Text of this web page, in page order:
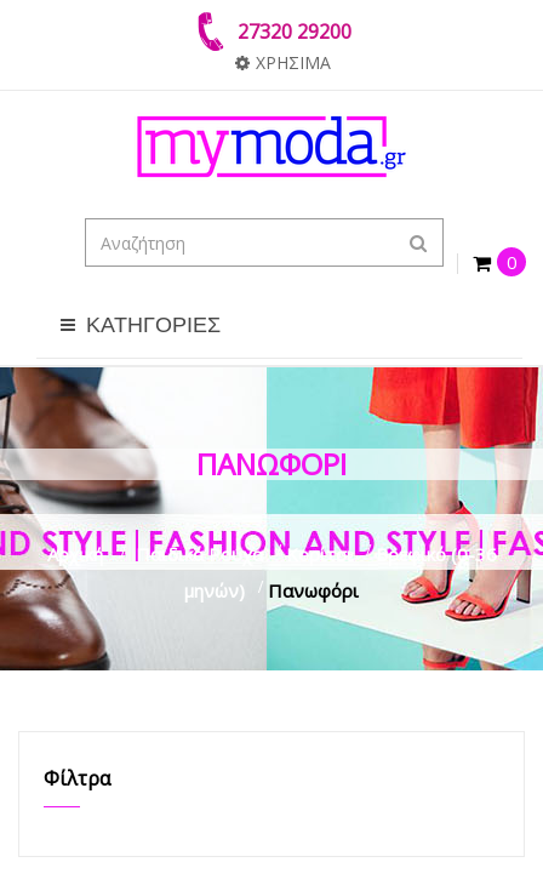
27320 29200
ΧΡΗΣΙΜΑ
0
ΚΑΤΗΓΟΡΙΕΣ
Αρχική > Παιδικά Ρούχα > Κορίτσι > Βρεφικό (0-36
μηνών) > Πανωφόρι
Φίλτρα
ΠΑΝΩΦΌΡΙ